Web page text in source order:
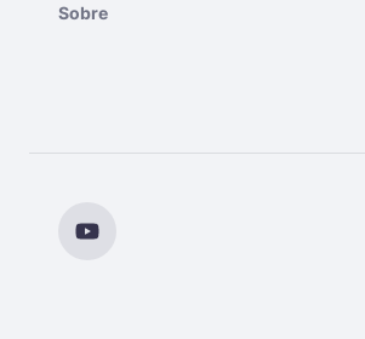
Sobre